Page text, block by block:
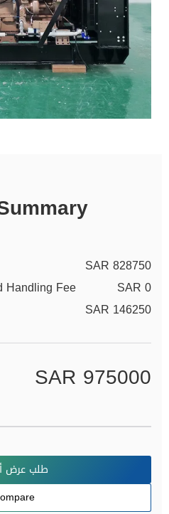
SAR 828750
Handling Fee
SAR 0
SAR 146250
SAR 975000
طلب عرض